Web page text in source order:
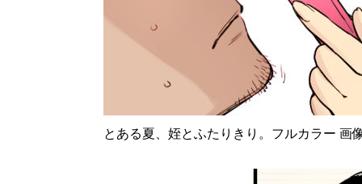
とある夏、姪とふたりきり。フルカラー 画